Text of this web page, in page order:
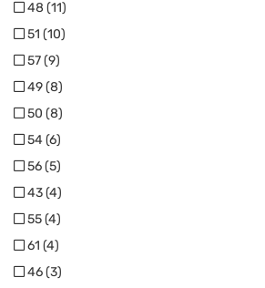
48 (11)
51 (10)
57 (9)
49 (8)
50 (8)
54 (6)
56 (5)
43 (4)
55 (4)
61 (4)
46 (3)